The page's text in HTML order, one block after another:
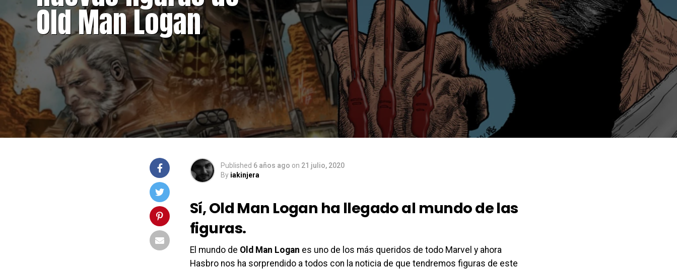
Old Man Logan
Published 6 años ago on 21 julio, 2020
By iakinjera
Sí, Old Man Logan ha llegado al mundo de las
figuras.
El mundo de Old Man Logan es uno de los más queridos de todo Marvel y ahora
Hasbro nos ha sorprendido a todos con la noticia de que tendremos figuras de este